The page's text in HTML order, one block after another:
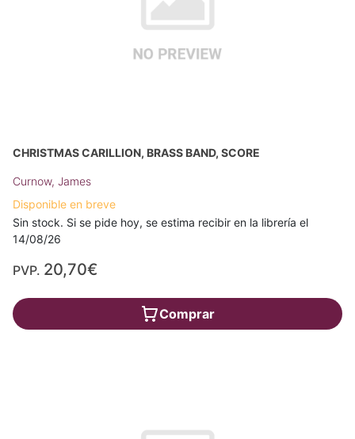
CHRISTMAS CARILLION, BRASS BAND, SCORE
Curnow, James
Disponible en breve
Sin stock. Si se pide hoy, se estima recibir en la librería el
14/08/26
PVP. 20,70€
Comprar